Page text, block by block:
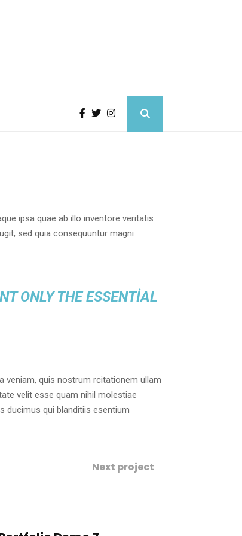
ipsa quae ab illo inventore veritatis
sed quia consequuntur magni
ONLY THE ESSENTIAL
veniam, quis nostrum rcitationem ullam
velit esse quam nihil molestiae
ducimus qui blanditiis esentium
Next project